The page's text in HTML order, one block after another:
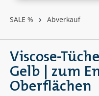
SALE % Abverkauf
Viscose-
Gelb | zum
Oberflächen